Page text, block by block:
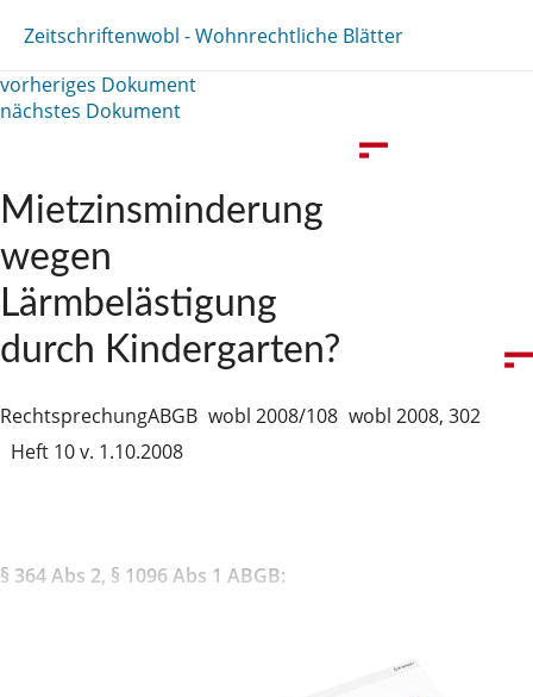
Zeitschriftenwobl - Wohnrechtliche Blätter
vorheriges Dokument
nächstes Dokument
Mietzinsminderung
wegen
Lärmbelästigung
durch Kindergarten?
RechtsprechungABGB wobl 2008/108 wobl 2008, 302
Heft 10 v. 1.10.2008
§ 364 Abs 2, § 1096 Abs 1 ABGB: